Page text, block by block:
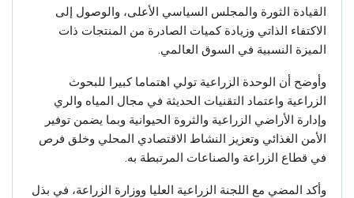
القيادة الثورة والمجلس السياسي الأعلى، والوصول إلى
الاكتفاء الذاتي وزيادة كميات الصادرة من المنتجات ذات
الميزة النسبية في السوق العالمي.
وأوضح أن الوحدة الزراعية تولي اهتماما كبيرا للبحوث
الزراعية واعتماد التقنيات الحديثة في مجال المياه والري
وإدارة الأراضي الزراعية والثروة الحيوانية وبما يضمن توفير
الأمن الغذائي وتعزيز النشاط الاقتصادي المحلي وخلق فرص
في قطاع الزراعة والصناعات المرتبطة به.
وأكد المضي مع اللجنة الزراعية العليا ووزارة الزراعة، في بذل